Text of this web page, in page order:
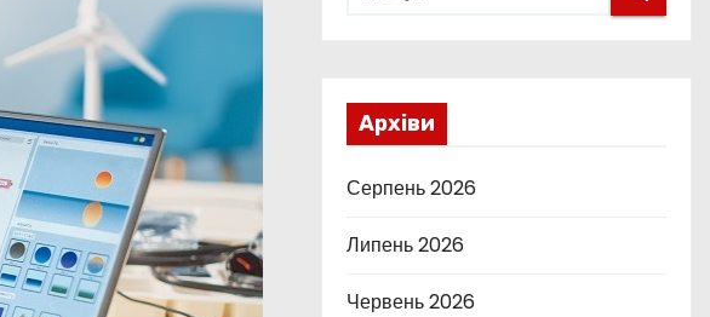
Архіви
Серпень 2026
Липень 2026
Червень 2026